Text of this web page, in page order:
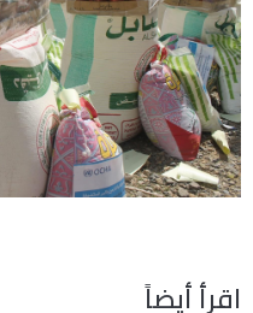
اقرأ أيضاً